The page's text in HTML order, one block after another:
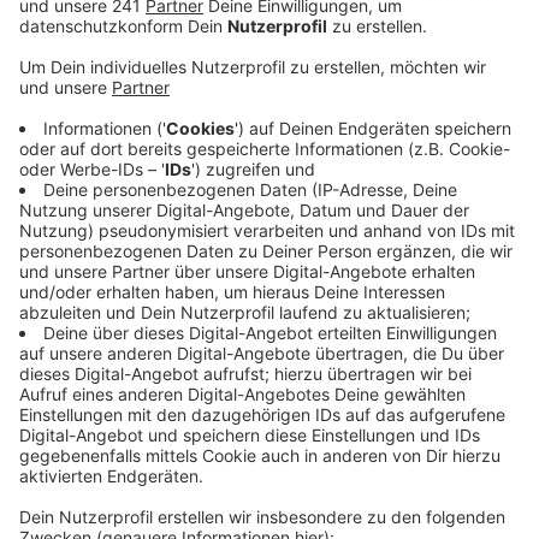
Sie bieten am Telefon unkomplizierte Hilfe beim
Ausfüllen der Formulare an. Das Finanzamt weist
darauf hin, dass es niemals sensible Daten über das
Telefon abfragen würden und auch nicht über SMS
und WhatsApp. Wer so einen Betrugs-Anruf erhält, soll
laut Finanzamt am besten sofort auflegen und im
Anschluss die Polizei benachrichtigen.
Bei Fragen zur Neuberechnung der Grundsteuer ist die
Hotline des Finanzamts Montag bis Freitag jeweils von
8.30 Uhr bis 15 Uhr unter 0214 89280-0 erreichbar.
Außerdem gibt es ein Kontaktformular . Die Antworten